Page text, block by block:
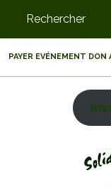
PAYER EVÉNEMENT DON